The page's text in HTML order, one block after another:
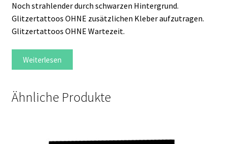
Noch strahlender durch schwarzen Hintergrund.
Glitzertattoos OHNE zusätzlichen Kleber aufzutragen.
Glitzertattoos OHNE Wartezeit.
Weiterlesen
Ähnliche Produkte